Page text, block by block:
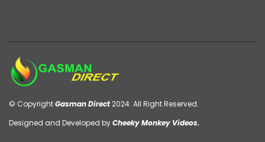
© CopyrightGasman Direct 2024. All Right Reserved.
Designed and Developed byCheeky Monkey Videos.